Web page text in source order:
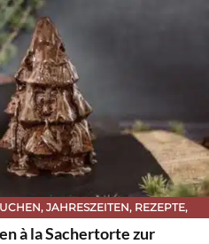
, JAHRESZEITEN, REZEPTE,
à la Sachertorte zur